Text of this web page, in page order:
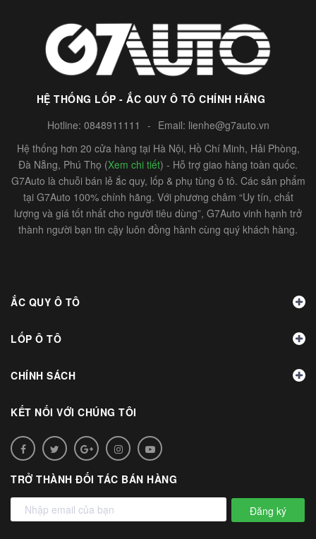
HỆ THỐNG LỐP - ẮC QUY Ô TÔ CHÍNH HÃNG
Hotline: 0848911111 - Email: lienhe@g7auto.vn
Hệ thống hơn 20 cửa hàng tại Hà Nội, Hồ Chí Minh, Hải Phòng,
Đà Nẵng, Phú Thọ (Xem chi tiết) - Hỗ trợ giao hàng toàn quốc.
G7Auto là chuỗi bán lẻ ắc quy, lốp & phụ tùng ô tô. Các sản phẩm
tại G7Auto 100% chính hãng. Với phương châm “Uy tín, chất
lượng và giá tốt nhất cho người tiêu dùng”, G7Auto vinh hạnh trở
thành người bạn tin cậy luôn đồng hành cùng quý khách hàng.
ẮC QUY Ô TÔ
LỐP Ô TÔ
CHÍNH SÁCH
KẾT NỐI VỚI CHÚNG TÔI
TRỞ THÀNH ĐỐI TÁC BÁN HÀNG
Đăng ký